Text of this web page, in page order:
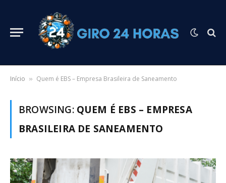
Início » Quem é EBS – Empresa Brasileira de Saneamento
BROWSING: QUEM É EBS – EMPRESA
BRASILEIRA DE SANEAMENTO